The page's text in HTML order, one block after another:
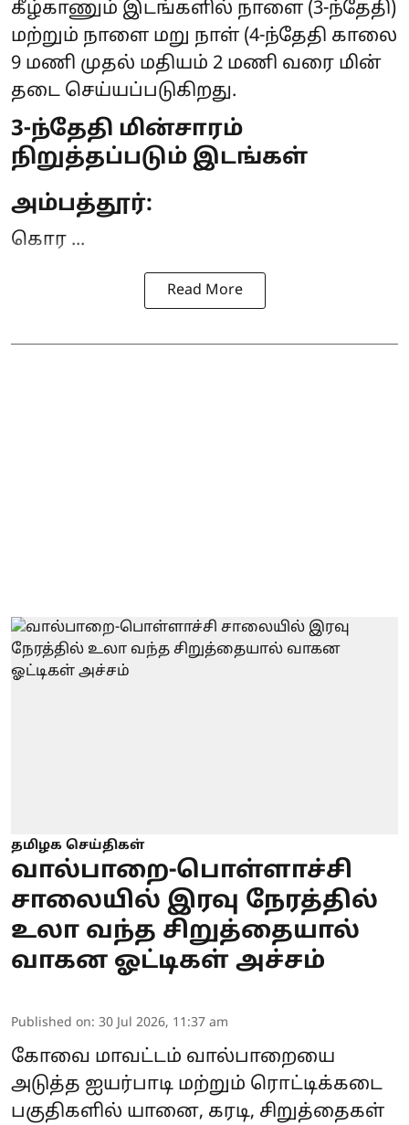
கீழ்காணும் இடங்களில் நாளை (3-ந்தேதி)
மற்றும் நாளை மறு நாள் (4-ந்தேதி காலை
9 மணி முதல் மதியம் 2 மணி வரை மின்
தடை செய்யப்படுகிறது.
3-ந்தேதி மின்சாரம்
நிறுத்தப்படும் இடங்கள்
அம்பத்தூர்:
கொர ...
Read More
தமிழக செய்திகள்
வால்பாறை-பொள்ளாச்சி
சாலையில் இரவு நேரத்தில்
உலா வந்த சிறுத்தையால்
வாகன ஓட்டிகள் அச்சம்
Published on: 30 Jul 2026, 11:37 am
கோவை மாவட்டம் வால்பாறையை
அடுத்த ஐயர்பாடி மற்றும் ரொட்டிக்கடை
பகுதிகளில் யானை, கரடி, சிறுத்தைகள்